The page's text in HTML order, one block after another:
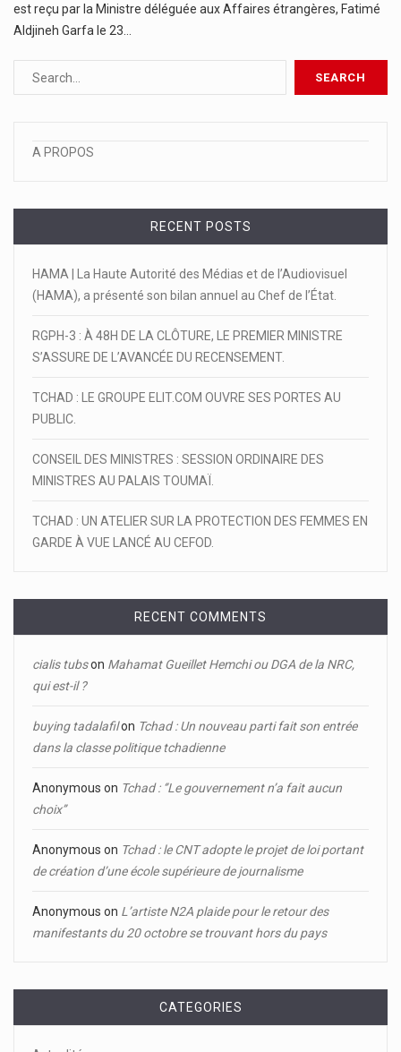
est reçu par la Ministre déléguée aux Affaires étrangères, Fatimé
Aldjineh Garfa le 23…
A PROPOS
RECENT POSTS
HAMA | La Haute Autorité des Médias et de l’Audiovisuel
(HAMA), a présenté son bilan annuel au Chef de l’État.
RGPH-3 : À 48H DE LA CLÔTURE, LE PREMIER MINISTRE
S’ASSURE DE L’AVANCÉE DU RECENSEMENT.
TCHAD : LE GROUPE ELIT.COM OUVRE SES PORTES AU
PUBLIC.
CONSEIL DES MINISTRES : SESSION ORDINAIRE DES
MINISTRES AU PALAIS TOUMAÏ.
TCHAD : UN ATELIER SUR LA PROTECTION DES FEMMES EN
GARDE À VUE LANCÉ AU CEFOD.
RECENT COMMENTS
cialis tubson Mahamat Gueillet Hemchi ou DGA de la NRC,
qui est-il ?
buying tadalafilon Tchad : Un nouveau parti fait son entrée
dans la classe politique tchadienne
Anonymous on Tchad : ‘’Le gouvernement n’a fait aucun
choix’’
Anonymous on Tchad : le CNT adopte le projet de loi portant
de création d’une école supérieure de journalisme
Anonymous on L’artiste N2A plaide pour le retour des
manifestants du 20 octobre se trouvant hors du pays
CATEGORIES